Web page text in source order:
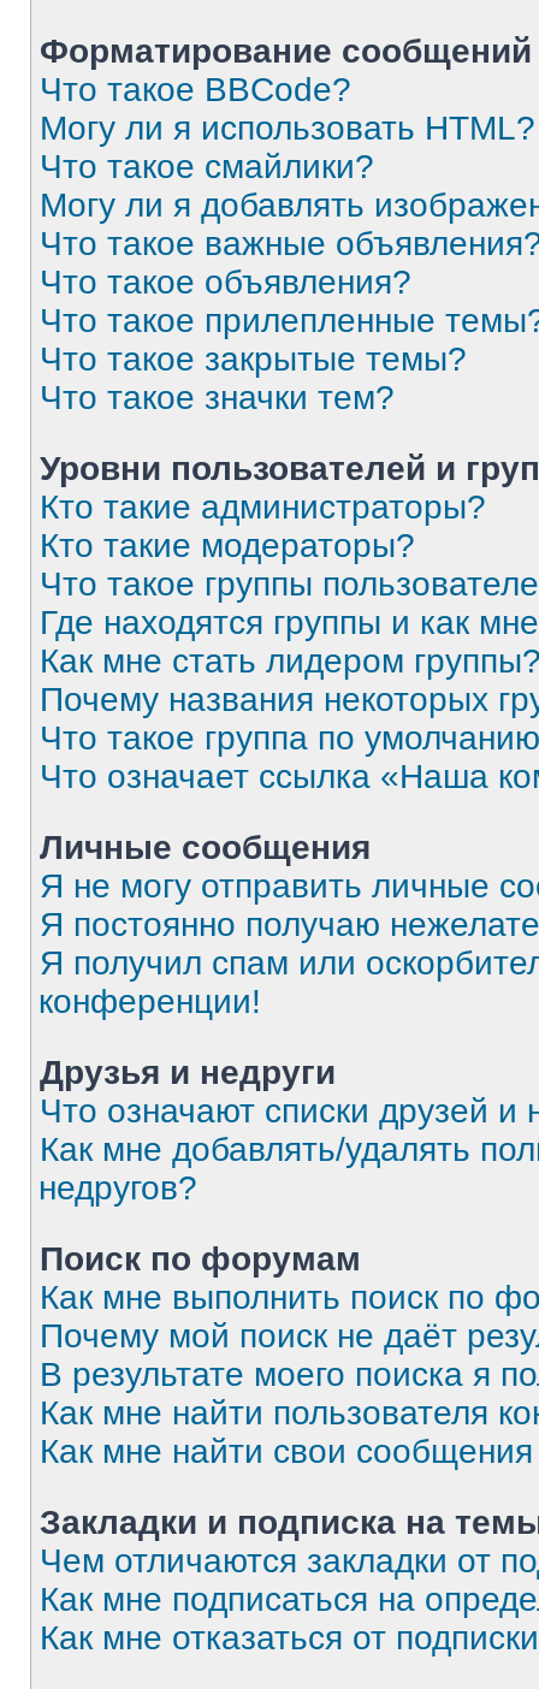
Форматирование
Что такое BBCode?
Могу ли я использовать HTML?
Что такое смайлики?
Могу ли я добавлять
Что такое важные
Что такое объявления?
Что такое прилепленные
Что такое закрытые темы?
Что такое значки тем?
Уровни пользователей и
Кто такие администраторы?
Кто такие модераторы?
Что такое группы
Где находятся группы и как
Как мне стать лидером
Почему названия некоторых
Что такое группа по
Что означает ссылка «Наша
Личные сообщения
Я не могу отправить личные
Я постоянно получаю
Я получил спам или
конференции!
Друзья и недруги
Что означают списки друзей и
Как мне добавлять/удалять
недругов?
Поиск по форумам
Как мне выполнить поиск по
Почему мой поиск не даёт
В результате моего поиска я
Как мне найти пользователя
Как мне найти свои
Закладки и подписка на
Чем отличаются закладки от
Как мне подписаться на
Как мне отказаться от